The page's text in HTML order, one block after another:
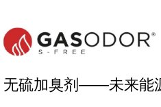
无硫加臭剂——未来能